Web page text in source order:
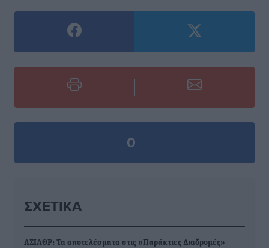
0
ΣΧΕΤΙΚΆ
ΑΣΙΑΘΡ: Τα αποτελέσματα στις «Παράκτιες Διαδρομές»